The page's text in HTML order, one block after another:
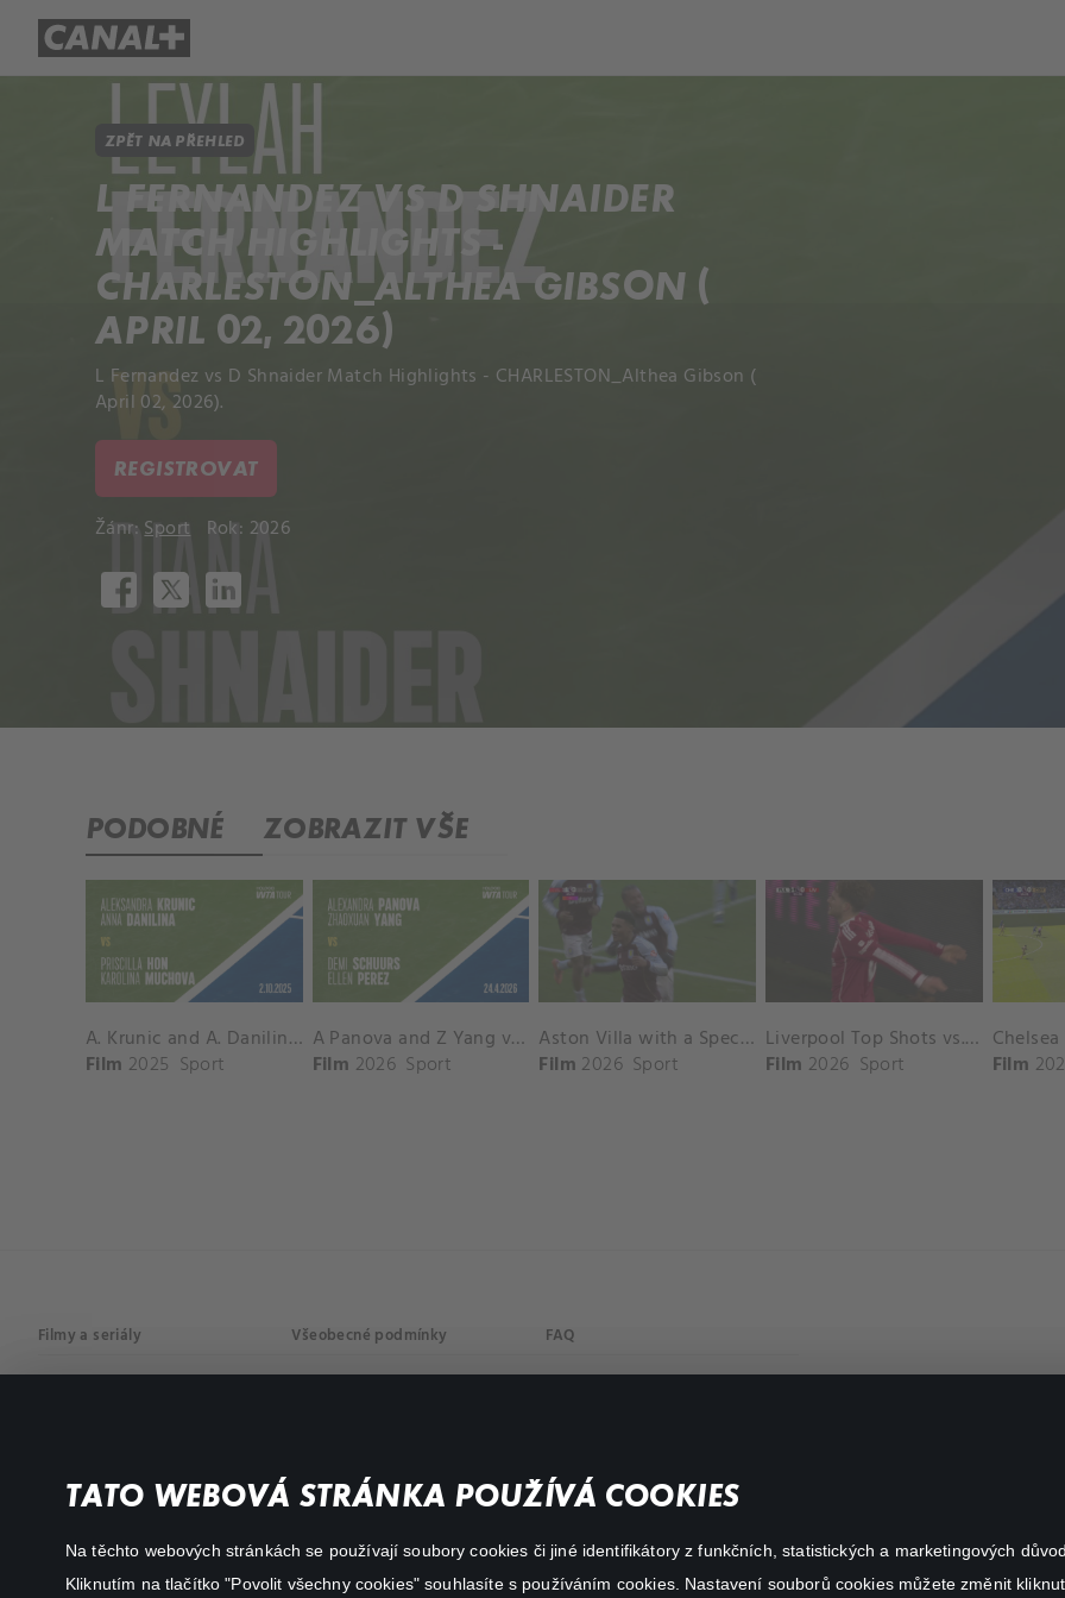
TATO WEBOVÁ STRÁNKA POUŽÍVÁ COOKIES
Na těchto webových stránkách se používají soubory cookies či jiné identifikátory z funkčních, statistických a marketingových
Kliknutím na tlačítko "Povolit všechny cookies" souhlasíte s používáním cookies. Nastavení souborů cookies můžete změnit
ZPĚT NA PŘEHLED
L FERNANDEZ VS D SHNAIDER
MATCH HIGHLIGHTS -
CHARLESTON_ALTHEA GIBSON (
APRIL 02, 2026)
L Fernandez vs D Shnaider Match Highlights - CHARLESTON_Althea Gibson (
April 02, 2026).
REGISTROVAT
Žánr:Sport Rok: 2026
PODOBNÉ ZOBRAZIT VŠE
A. Krunic and A. Danilina vs. P. Hon and K. Muchova Match Highlights - BEIJING_Capital Group Diamond ( October 02, 2025)
Film 2025 Sport
A Panova and Z Yang vs D Schuurs and E Perez Match Highlights - MADRID_Court 8 ( April 24, 2026)
Film 2026 Sport
Aston Villa with a Spectacular Goal vs. Nottingham Forest
Film 2026 Sport
Liverpool Top Shots vs. Fulham
Film 2026 Sport
Film
Filmy a seriály
Akční
Všeobecné podmínky FAQ